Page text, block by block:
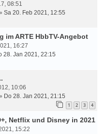
08:51
Sa 20. Feb 2021, 12:55
im ARTE HbbTV-Angebot
16:27
28. Jan 2021, 22:15
10:06
Do 28. Jan 2021, 21:15
1 2 3 4
Netflix und Disney in 2021
15:22